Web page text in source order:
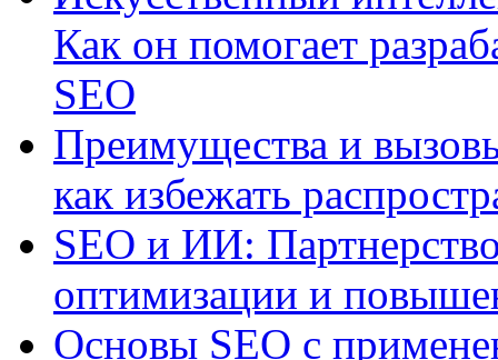
Как он помогает
SEO
Преимущества и
как избежать
SEO и ИИ:
оптимизации и
Основы SEO с